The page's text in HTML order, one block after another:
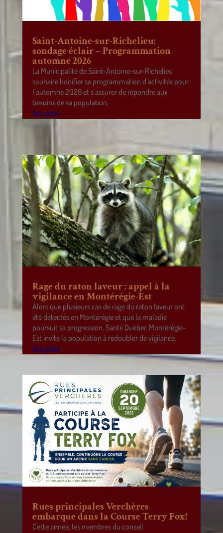
Saint-Antoine-sur-Richelieu:
sondage éclair – Programmation
automne 2026
La Municipalité de Saint-Antoine-sur-Richelieu
souhaite bonifier sa programmation d’activités pour
l’automne 2026 et s’assurer de répondre aux
besoins de sa population.
lire plus
Rage du raton laveur : appel à la
vigilance en Montérégie-Est
Alors que plusieurs cas de rage du raton laveur ont
été détectés en Montérégie et que la maladie
poursuit sa progression, Santé Québec Montérégie-
Est invite la population à redoubler de vigilance.
lire plus
Rues principales Verchères
embarque dans la Course Terry Fox!
Cette année, les membres du conseil